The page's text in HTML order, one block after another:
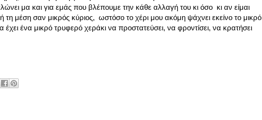
μα και για εμάς που βλέπουμε την κάθε αλλαγή του κι όσο κι αν είμαι
μέση σαν μικρός κύριος, ωστόσο το χέρι μου ακόμη ψάχνει εκείνο το μικρό
ένα μικρό τρυφερό χεράκι να προστατεύσει, να φροντίσει, να κρατήσει